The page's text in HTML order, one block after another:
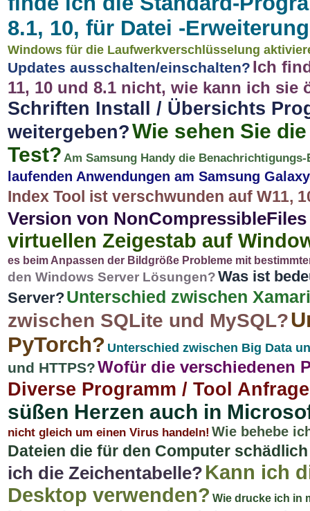
8.1, 10, für Datei -
Windows für die Laufwerkverschlüsselung
Updates ausschalten/einschalten? Ich
11, 10 und 8.1 nicht, wie kann ich sie
Schriften Install / Übersichts
weitergeben?Wie sehen Sie
Test? Am Samsung Handy die
laufenden Anwendungen am Samsung
Index Tool ist verschwunden auf W11,
Version von
virtuellen Zeigestab auf
es beim Anpassen der Bildgröße Probleme mit
den Windows Server Lösungen?Was ist
Server?Unterschied zwischen
zwischen SQLite und MySQL?
PyTorch? Unterschied zwischen Big Data
und HTTPS?Wofür die verschiedenen
Diverse Programm / Tool
süßen Herzen auch in
nicht gleich um einen Virus handeln! Wie behebe
Dateien die für den Computer
ich die Zeichentabelle? Kann ich
Desktop verwenden? Wie drucke ich in